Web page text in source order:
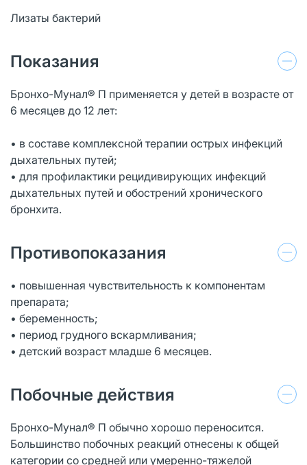
Лизаты бактерий
Показания
Бронхо-Мунал® П применяется у детей в возрасте от
6 месяцев до 12 лет:
• в составе комплексной терапии острых инфекций
дыхательных путей;
• для профилактики рецидивирующих инфекций
дыхательных путей и обострений хронического
бронхита.
Противопоказания
• повышенная чувствительность к компонентам
препарата;
• беременность;
• период грудного вскармливания;
• детский возраст младше 6 месяцев.
Побочные действия
Бронхо-Мунал® П обычно хорошо переносится.
Большинство побочных реакций отнесены к общей
категории со средней или умеренно-тяжелой